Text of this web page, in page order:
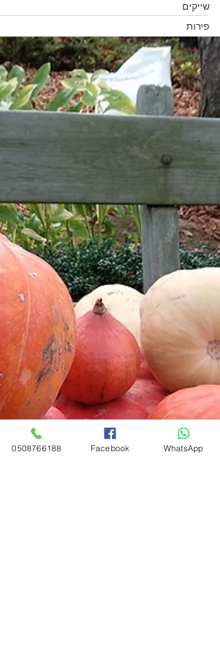
שייקים
פירות
0508766188 Facebook WhatsApp